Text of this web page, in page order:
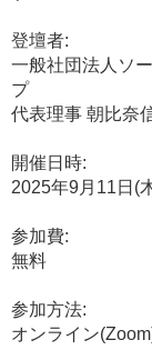
登壇者:
一般社団法人ソ
プ
代表理事 朝比奈
開催日時:
2025年9月11日(
参加費:
無料
参加方法:
オンライン